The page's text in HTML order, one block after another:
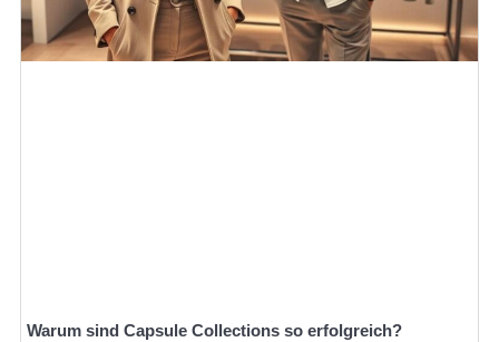
Warum sind Capsule Collections so erfolgreich?